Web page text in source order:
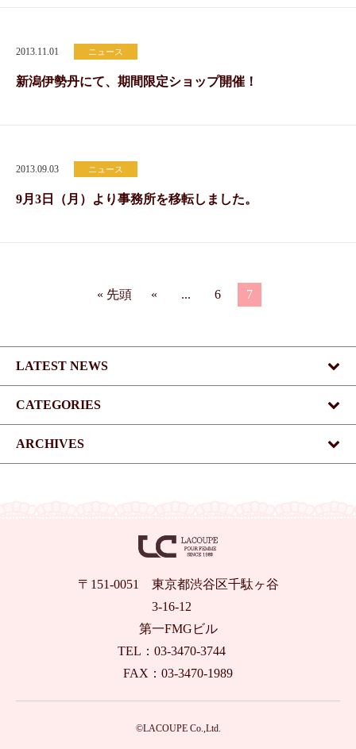
2013.11.01 ニュース
新潟伊勢丹にて、期間限定ショップ開催！
2013.09.03 ニュース
9月3日（月）より事務所を移転しました。
« 先頭 « ... 6 7
LATEST NEWS
CATEGORIES
ARCHIVES
〒151-0051 東京都渋谷区千駄ヶ谷
3-16-12
第一FMGビル
TEL：03-3470-3744
FAX：03-3470-1989
©LACOUPE Co.,Ltd.